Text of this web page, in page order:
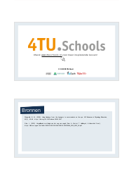
Checkwww.4tuschools.nl voor meer inspirerende lessen!
Fitzgerald, B. W. (2018). Using Hawkeye from the Avengers to communicate on the eye. AJP Advances in Physiology Education,
42(1), 90–98. https://doi.org/10.1152/advan.00161.2017
Giza, L. (2015).
Vergelijkende morfologie van het oog van vogels(Door A. Martel, T. Hellebuyck, & Universiteit Gent).
https://libstore.ugent.be/fulltxt/RUG01/002/216/094/RUG01-002216094_2015_0001_AC.pdf
Bronnen